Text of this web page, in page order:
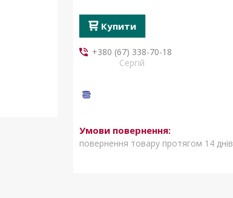
Купити
+380 (67) 338-70-18
Сергій
повернення товару протягом 14 днів